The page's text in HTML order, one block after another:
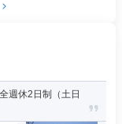
週休2日制（土日